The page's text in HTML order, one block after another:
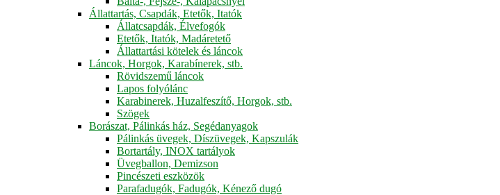
Állattartás, Csapdák, Etetők, Itatók
Állatcsapdák, Élvefogók
Etetők, Itatók, Madáretető
Állattartási kötelek és láncok
Láncok, Horgok, Karabínerek, stb.
Rövidszemű láncok
Lapos folyólánc
Karabinerek, Huzalfeszítő, Horgok, stb.
Szögek
Borászat, Pálinkás ház, Segédanyagok
Pálinkás üvegek, Díszüvegek, Kapszulák
Bortartály, INOX tartályok
Üvegballon, Demizson
Pincészeti eszközök
Parafadugók, Fadugók, Kénező dugó